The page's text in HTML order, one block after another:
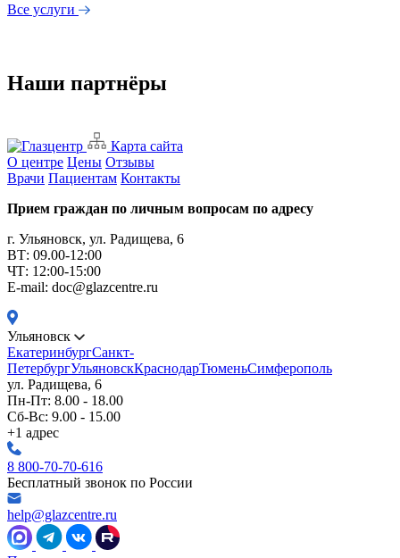
Все услуги
Наши партнёры
Карта сайта
О центре Цены Отзывы
Врачи Пациентам Контакты
Прием граждан по личным вопросам по адресу
г. Ульяновск, ул. Радищева, 6
ВТ: 09.00-12:00
ЧТ: 12:00-15:00
E-mail: doc@glazcentre.ru
Ульяновск
ЕкатеринбургСанкт-
ПетербургУльяновскКраснодарТюменьСимферополь
ул. Радищева, 6
Пн-Пт: 8.00 - 18.00
Сб-Вс: 9.00 - 15.00
+1 адрес
8 800-70-70-616
Бесплатный звонок по России
help@glazcentre.ru